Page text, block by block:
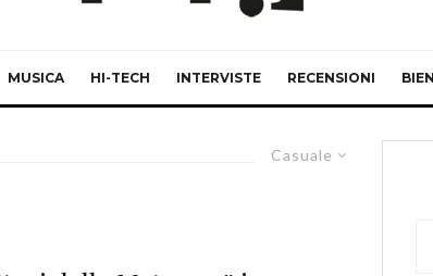
MUSICA HI-TECH INTERVISTE RECENSIONI
Casuale